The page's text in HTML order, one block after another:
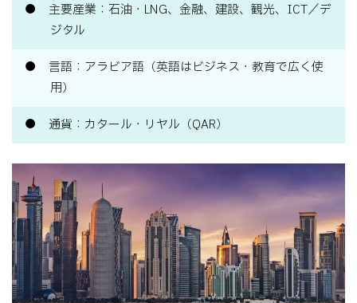
主要産業：石油・LNG、金融、建設、観光、ICT／デ
ジタル
言語：アラビア語（英語はビジネス・教育で広く使
用）
通貨：カタール・リヤル（QAR）